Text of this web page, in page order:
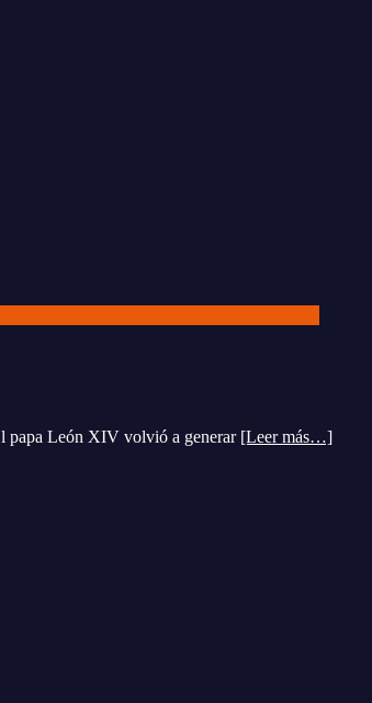
papa León XIV volvió a generar [Leer más…]